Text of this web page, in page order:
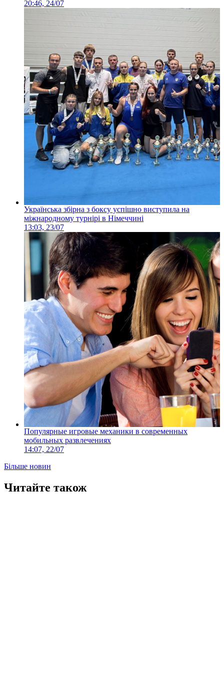
20:46, 24/07
Українська збірна з боксу успішно виступила на
міжнародному турнірі в Німеччині
13:03, 23/07
Популярные игровые механики в современных
мобильных развлечениях
14:07, 22/07
Більше новин
Читайте також